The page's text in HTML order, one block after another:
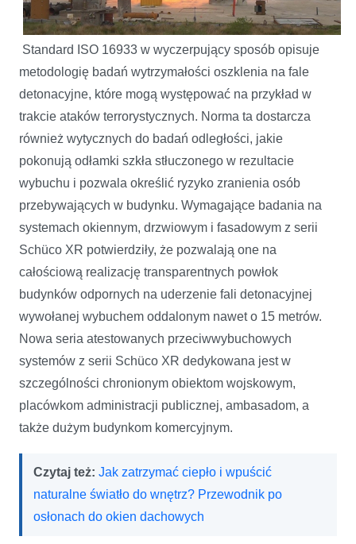
Standard ISO 16933 w wyczerpujący sposób opisuje
metodologię badań wytrzymałości oszklenia na fale
detonacyjne, które mogą występować na przykład w
trakcie ataków terrorystycznych. Norma ta dostarcza
również wytycznych do badań odległości, jakie
pokonują odłamki szkła stłuczonego w rezultacie
wybuchu i pozwala określić ryzyko zranienia osób
przebywających w budynku. Wymagające badania na
systemach okiennym, drzwiowym i fasadowym z serii
Schüco XR potwierdziły, że pozwalają one na
całościową realizację transparentnych powłok
budynków odpornych na uderzenie fali detonacyjnej
wywołanej wybuchem oddalonym nawet o 15 metrów.
Nowa seria atestowanych przeciwwybuchowych
systemów z serii Schüco XR dedykowana jest w
szczególności chronionym obiektom wojskowym,
placówkom administracji publicznej, ambasadom, a
także dużym budynkom komercyjnym.
Czytaj też: Jak zatrzymać ciepło i wpuścić
naturalne światło do wnętrz? Przewodnik po
osłonach do okien dachowych